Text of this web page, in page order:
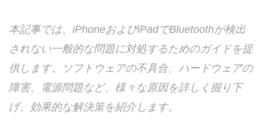
ダウンロード
サポート
言語選択
本記事では、iPhoneおよびiPadでBluetoothが検出
されない一般的な問題に対処するためのガイドを提
供します。ソフトウェアの不具合、ハードウェアの
障害、電源問題など、様々な原因を詳しく掘り下
げ、効果的な解決策を紹介します。